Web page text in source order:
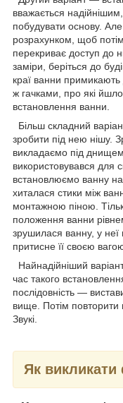
вважається
побудувати основу. Але
розрахунком, щоб
перекриває доступ до
заміри, беріться до
краї ванни
ж гачками, про які
встановлення ванни.
Більш складний
зробити під нею нішу.
викладаємо під
використовувався для
встановлюємо ванну
хиталася стики між
монтажною піною.
положення ванни
зрушилася ванну, у неї
притисне її своєю
Найнадійніший
час такого
послідовність —
вище. Потім
Звукі.
Як викликати